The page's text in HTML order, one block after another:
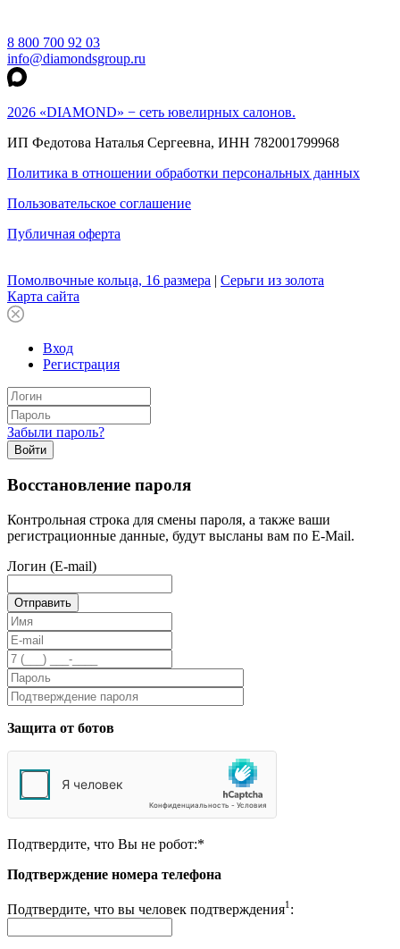
8 800 700 92 03
info@diamondsgroup.ru
2026 «DIAMOND» − сеть ювелирных салонов.
ИП Федотова Наталья Сергеевна, ИНН 782001799968
Политика в отношении обработки персональных данных
Пользовательское соглашение
Публичная оферта
Помолвочные кольца, 16 размера | Серьги из золота
Карта сайта
Вход
Регистрация
Забыли пароль?
Войти
Восстановление пароля
Контрольная строка для смены пароля, а также ваши
регистрационные данные, будут высланы вам по E-Mail.
Логин (E-mail)
Защита от ботов
Подтвердите, что Вы не робот:*
Подтверждение номера телефона
Подтвердите, что вы человек подтверждения1 :